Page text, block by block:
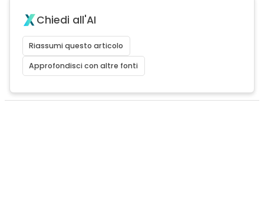
Chiedi all'AI
Riassumi questo articolo
Approfondisci con altre fonti